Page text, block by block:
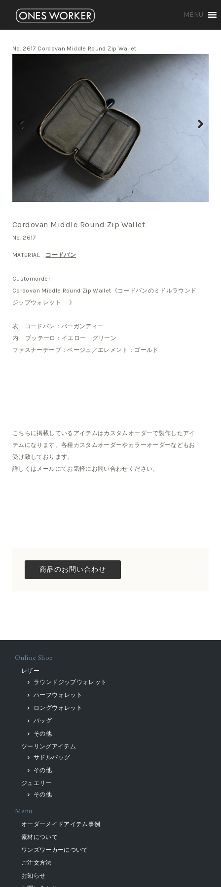
MENU
No. 2617 Cordovan Middle Round Zip Wallet
Cordovan Middle Round Zip Wallet
No. 2617
MATERIAL コードバン
Customorder
Cordovan Middle Round Zip Wallet《コードバンのミドルラウンド
ジップウォレット 》
表 コードバン：バーガンディー
内 ブッテーロ：イエロー グリーン
ファスナーテープ：ベージュ／エレメント：ゴールド
こちらに掲載しているアイテムはカスタムオーダーで製作したアイ
テムになります。各種カスタムオーダーやカラーオーダーなどもお
受け致しております。
詳しくはメールにてお気軽にお問い合わせください。
Online Shop
レザー
ラウンドジップウォレット
ハーフウォレット
ロングウォレット
バッグ
その他
ツーリングアイテム
サドルバッグ
その他
ジュエリー
その他
Menu
オーダーメイドアイテム事例
素材について
ワンズワーカーについて
ご注文方法
お知らせ